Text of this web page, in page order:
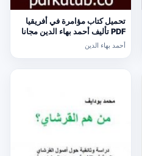
تحميل كتاب مؤامرة في أفريقيا
PDF تأليف أحمد بهاء الدين مجانا
[كامل]
أحمد بهاء الدين